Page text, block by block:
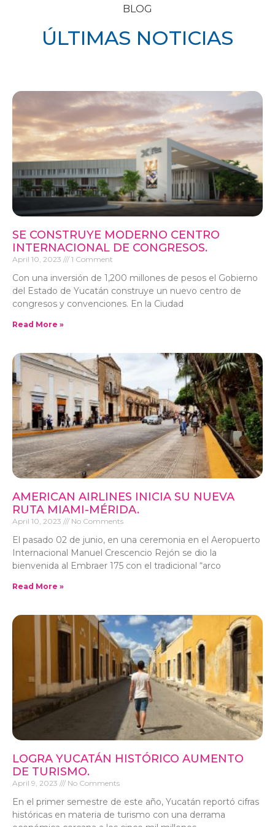
BLOG
ÚLTIMAS NOTICIAS
SE CONSTRUYE MODERNO CENTRO
INTERNACIONAL DE CONGRESOS.
April 10, 2023 1 Comment
Con una inversión de 1,200 millones de pesos el Gobierno
del Estado de Yucatán construye un nuevo centro de
congresos y convenciones. En la Ciudad
Read More »
AMERICAN AIRLINES INICIA SU NUEVA
RUTA MIAMI-MÉRIDA.
April 10, 2023 No Comments
El pasado 02 de junio, en una ceremonia en el Aeropuerto
Internacional Manuel Crescencio Rejón se dio la
bienvenida al Embraer 175 con el tradicional “arco
Read More »
LOGRA YUCATÁN HISTÓRICO AUMENTO
DE TURISMO.
April 9, 2023 No Comments
En el primer semestre de este año, Yucatán reportó cifras
históricas en materia de turismo con una derrama